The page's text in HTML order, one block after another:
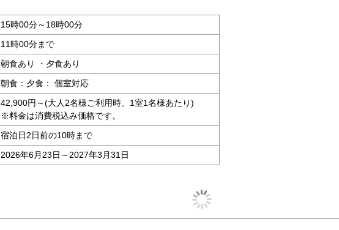
15時00分～18時00分
11時00分まで
朝食あり ・夕食あり
朝食：夕食： 個室対応
42,900円～(大人2名様ご利用時、1室1名様あたり)
※料金は消費税込み価格です。
宿泊日2日前の10時まで
2026年6月23日～2027年3月31日